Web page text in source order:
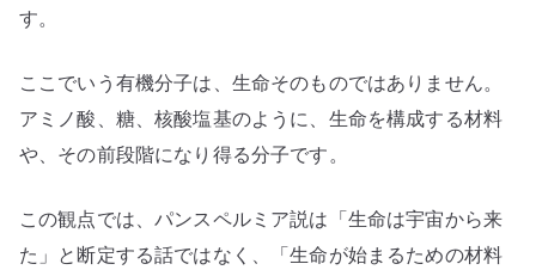
す。
ここでいう有機分子は、生命そのものではありません。
アミノ酸、糖、核酸塩基のように、生命を構成する材料
や、その前段階になり得る分子です。
この観点では、パンスペルミア説は「生命は宇宙から来
た」と断定する話ではなく、「生命が始まるための材料